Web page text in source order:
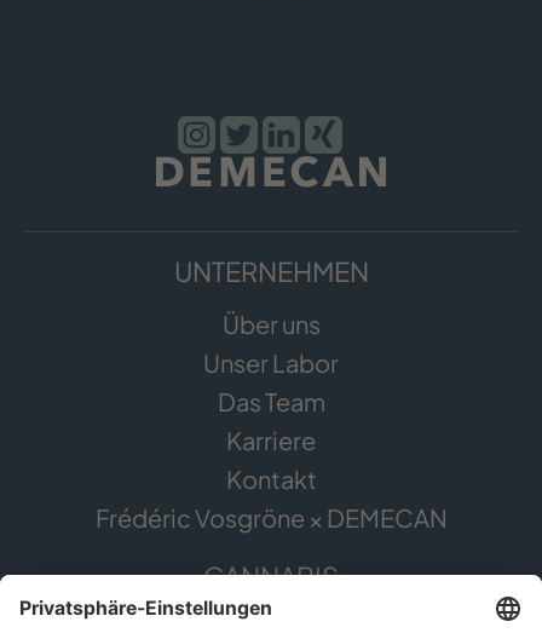
UNTERNEHMEN
Über uns
Unser Labor
Das Team
Karriere
Kontakt
Frédéric Vosgröne × DEMECAN
CANNABIS
Die Pflanze